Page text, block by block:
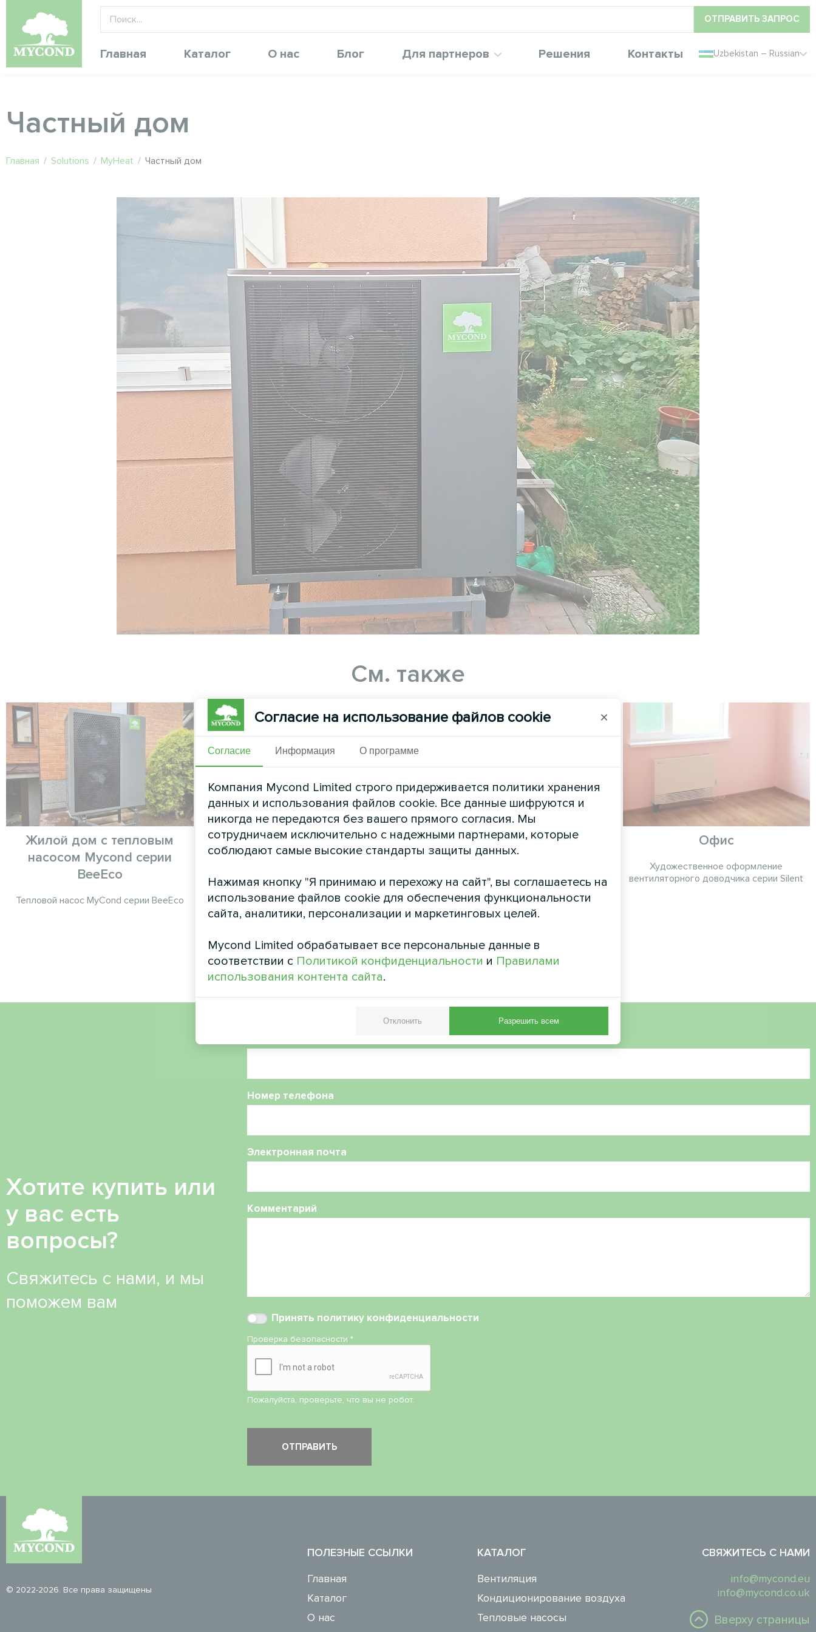
ОТПРАВИТЬ ЗАПРОС
Главная Каталог О нас Блог Для партнеров Решения Контакты Uzbekistan – Russian
Частный дом
Главная / Solutions / MyHeat / Частный дом
См. также
Жилой дом с тепловым
насосом Mycond серии
BeeEco
Тепловой насос MyCond серии BeeEco
Теплица
Торговый центр с
вентиляционными
установками Mycond с
рекуперацией энергии MVS
Вентиляционные установки MyCond с
свежий и чистый воздух в помещении для
посетителей и персонала.
Офис
Художественное оформление
вентиляторного доводчика серии Silent
Хотите купить или
у вас есть
вопросы?
Свяжитесь с нами, и мы
поможем вам
Номер телефона
Электронная почта
Комментарий
Принять политику конфиденциальности
Проверка безопасности*
Пожалуйста, проверьте, что вы не робот.
© 2022-2026. Все права защищены
ПОЛЕЗНЫЕ ССЫЛКИ
Главная
Каталог
О нас
КАТАЛОГ
Вентиляция
Кондиционирование воздуха
Тепловые насосы
СВЯЖИТЕСЬ С НАМИ
info@mycond.eu
info@mycond.co.uk
Вверху страницы
Согласие на использование файлов cookie ×
Согласие Информация О программе
Компания Mycond Limited строго придерживается политики хранения
данных и использования файлов cookie. Все данные шифруются и
никогда не передаются без вашего прямого согласия. Мы
сотрудничаем исключительно с надежными партнерами, которые
соблюдают самые высокие стандарты защиты данных.
Нажимая кнопку "Я принимаю и перехожу на сайт", вы соглашаетесь на
использование файлов cookie для обеспечения функциональности
сайта, аналитики, персонализации и маркетинговых целей.
Mycond Limited обрабатывает все персональные данные в
соответствии с Политикой конфиденциальности и Правилами
использования контента сайта.
Отклонить Разрешить всем